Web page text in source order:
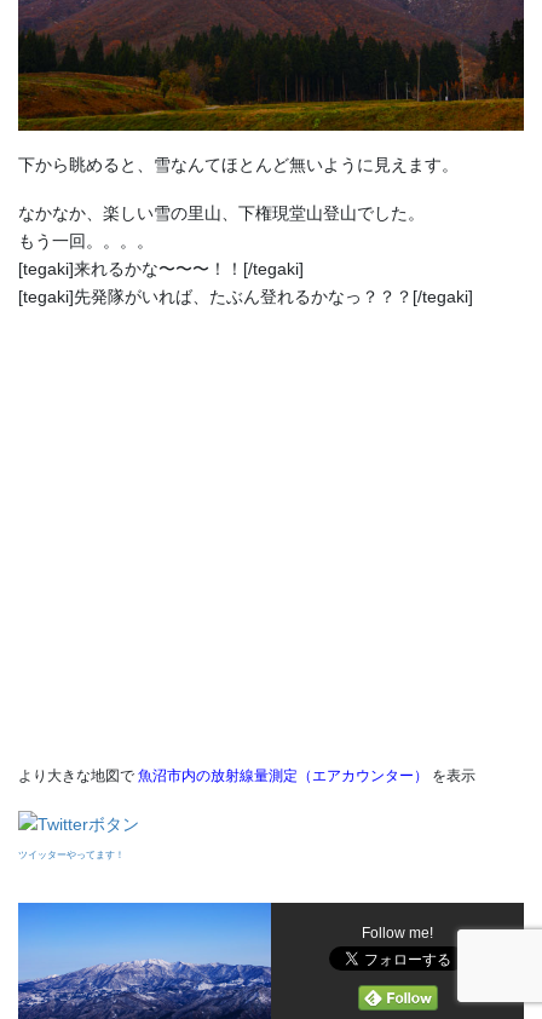
下から眺めると、雪なんてほとんど無いように見えます。
なかなか、楽しい雪の里山、下権現堂山登山でした。
もう一回。。。。
[tegaki]来れるかな〜〜〜！！[/tegaki]
[tegaki]先発隊がいれば、たぶん登れるかなっ？？？[/tegaki]
より大きな地図で 魚沼市内の放射線量測定（エアカウンター） を表示
ツイッターやってます！
Follow me!